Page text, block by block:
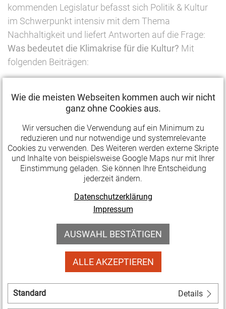
kommenden Legislatur befasst sich Politik & Kultur
im Schwerpunkt intensiv mit dem Thema
Nachhaltigkeit und liefert Antworten auf die Frage:
Was bedeutet die Klimakrise für die Kultur? Mit
folgenden Beiträgen:
für gutes Klima (Olaf Zimmermann)
Krisen mitdenken(Markus Hilgert)
UNESCO:Erbe und Nachhaltigkeit(Roman
Luckscheiter)
Bundeskulturpolitik:Klimaneutralität in der
Kulturnoch vor 2045 anstreben (Günter
Deutsche Bundesstiftung Umwelt:
Säule der Nachhaltigkeit(Alexander Bonde und
Kulturstiftung des Bundes: Warum einen
(Hortensia Völckers)
Klimaschutz in den Städten: "Wohnen muss
teurer werden
" - Uwe Schneidewind im
Gespräch
Wie die meisten Webseiten kommen auch wir nicht
ganz ohne Cookies aus.
Wir versuchen die Verwendung auf ein Minimum zu
reduzieren und nur notwendige und systemrelevante
Cookies zu verwenden. Des Weiteren werden externe Skripte
und Inhalte von beispielsweise Google Maps nur mit Ihrer
Einstimmung geladen. Sie können Ihre Entscheidung
jederzeit ändern.
Datenschutzerklärung
Impressum
AUSWAHL BESTÄTIGEN
ALLE AKZEPTIEREN
Standard Details